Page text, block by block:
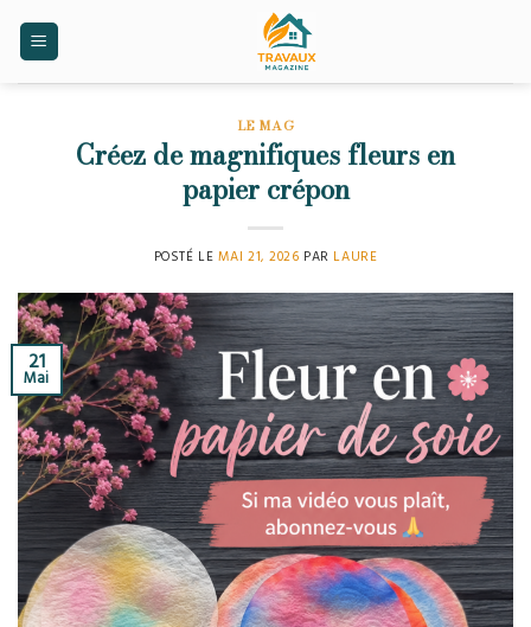
LE MAG
Créez de magnifiques fleurs en
papier crépon
POSTÉ LE MAI 21, 2026 PAR LAURE
21
Mai